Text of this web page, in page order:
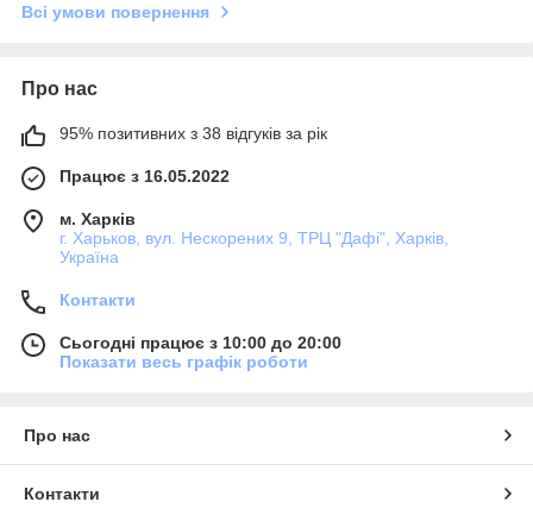
Всі умови повернення
Про нас
95% позитивних з 38 відгуків за рік
Працює з 16.05.2022
м. Харків
г. Харьков, вул. Нескорених 9, ТРЦ "Дафі", Харків,
Україна
Контакти
Сьогодні працює з 10:00 до 20:00
Показати весь графік роботи
Про нас
Контакти